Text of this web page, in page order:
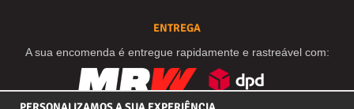
ENTREGA
A sua encomenda é entregue rapidamente e rastreável com: